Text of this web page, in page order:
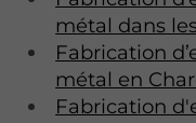
métal dans
Fabrication
métal en
Fabrication